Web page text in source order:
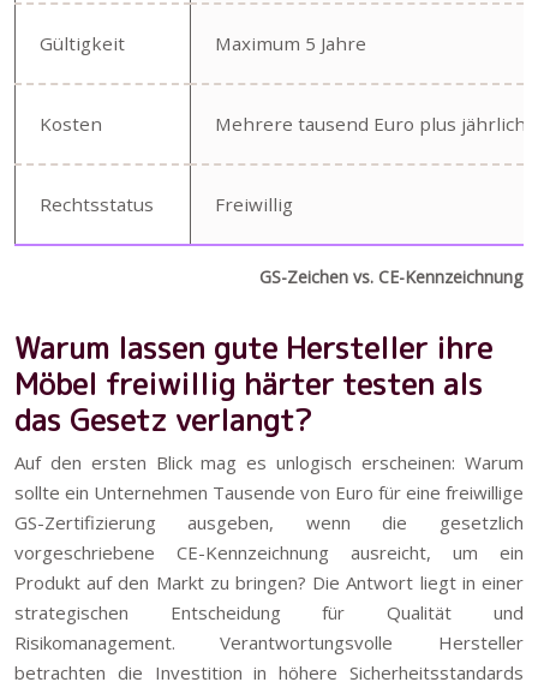
GS-Zeichen vs. CE-
Gültigkeit Maximum 5 Jahre
Kosten Mehrere tausend Euro plus
Rechtsstatus Freiwillig
Warum lassen gute Hersteller ihre
Möbel freiwillig härter testen als
das Gesetz verlangt?
Auf den ersten Blick mag es unlogisch erscheinen: Warum
sollte ein Unternehmen Tausende von Euro für eine freiwillige
GS-Zertifizierung ausgeben, wenn die gesetzlich
vorgeschriebene CE-Kennzeichnung ausreicht, um ein
Produkt auf den Markt zu bringen? Die Antwort liegt in einer
strategischen Entscheidung für Qualität und
Risikomanagement. Verantwortungsvolle Hersteller
betrachten die Investition in höhere Sicherheitsstandards